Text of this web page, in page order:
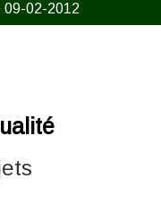
09-02-2012